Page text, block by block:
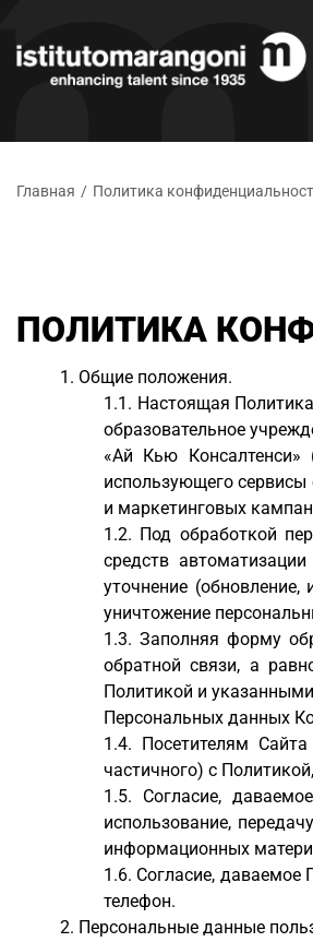
Главная / Политика
ПОЛИТИКА
Общие положения.
Настоящая
образовательное
«Ай Кью
использующего сервисы
и маркетинговых
Под обработкой
средств
уточнение (обновление,
уничтожение
Заполняя форму
обратной связи, а
Политикой и
Персональных данных
Посетителям
частичного) с
Согласие,
использование,
информационных
Согласие, даваемое
телефон.
Персональные данные